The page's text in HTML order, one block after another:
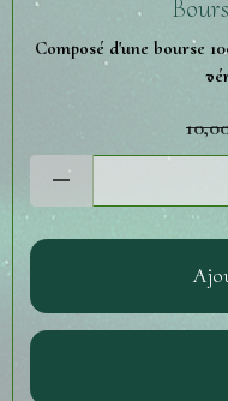
Composé d'une bourse